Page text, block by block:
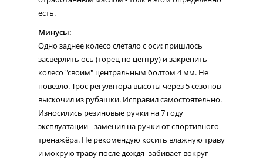
есть.
Минусы:
Одно заднее колесо слетало с оси: пришлось
засверлить ось (торец по центру) и закрепить
колесо "своим" центральным болтом 4 мм. Не
повезло. Трос регулятора высоты через 5 сезонов
выскочил из рубашки. Исправил самостоятельно.
Износились резиновые ручки на 7 году
эксплуатации - заменил на ручки от спортивного
тренажёра. Не рекомендую косить влажную траву
и мокрую траву после дождя -забивает вокруг